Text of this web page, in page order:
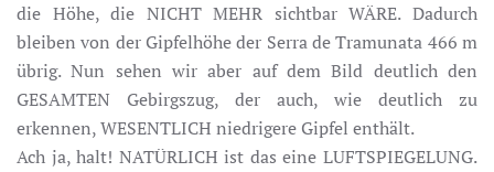
die Höhe, die NICHT MEHR sichtbar WÄRE. Dadurch
bleiben von der Gipfelhöhe der Serra de Tramunata 466 m
übrig. Nun sehen wir aber auf dem Bild deutlich den
GESAMTEN Gebirgszug, der auch, wie deutlich zu
erkennen, WESENTLICH niedrigere Gipfel enthält.
Ach ja, halt! NATÜRLICH ist das eine LUFTSPIEGELUNG.